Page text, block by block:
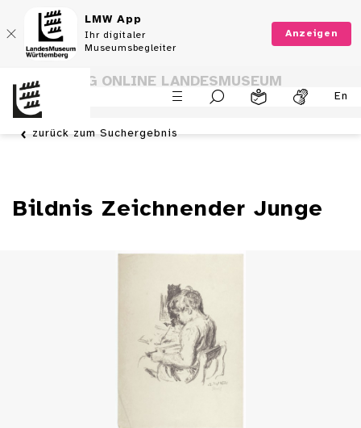
LMW App
Ihr digitaler
Museumsbegleiter
Anzeigen
En
SAMMLUNG ONLINE LANDESMUSEUM
WÜRTTEMBERG
zurück zum Suchergebnis
Bildnis Zeichnender Junge